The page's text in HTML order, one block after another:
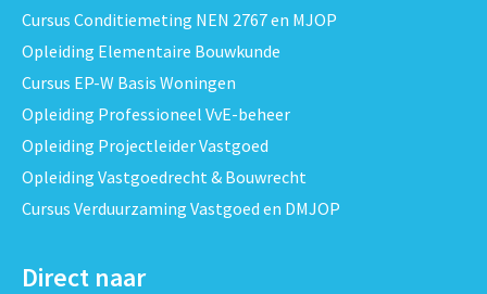
Cursus Conditiemeting NEN 2767 en MJOP
Opleiding Elementaire Bouwkunde
Cursus EP-W Basis Woningen
Opleiding Professioneel VvE-beheer
Opleiding Projectleider Vastgoed
Opleiding Vastgoedrecht & Bouwrecht
Cursus Verduurzaming Vastgoed en DMJOP
Direct naar